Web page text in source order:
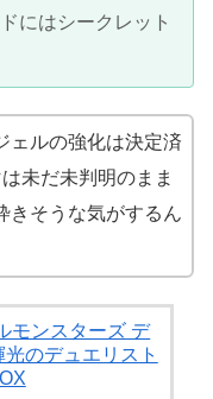
にはシークレット
ェルの強化は決定済
未だ未判明のまま
きそうな気がするん
モンスターズ デ
のデュエリスト